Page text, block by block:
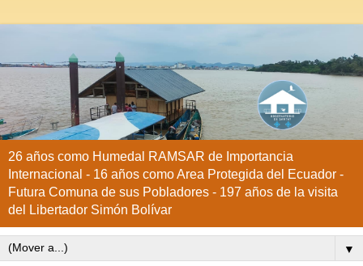
26 años como Humedal RAMSAR de Importancia
Internacional - 16 años como Area Protegida del Ecuador -
Futura Comuna de sus Pobladores - 197 años de la visita
del Libertador Simón Bolívar
▼